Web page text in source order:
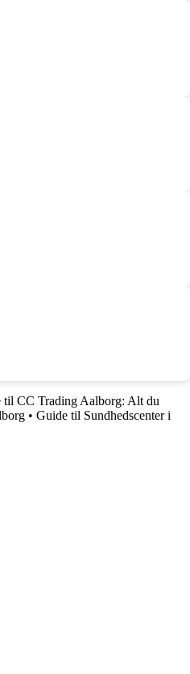
til CC Trading Aalborg: Alt du
• Guide til Sundhedscenter i